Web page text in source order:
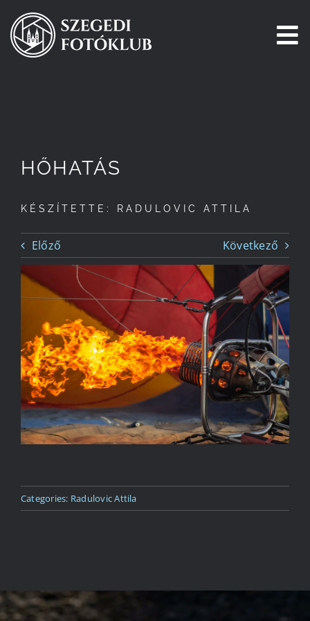
Kihagyás
Pályázatok
Tagjaink
Csatlakozz!
Történetünk
Kapcsolat
HŐHATÁS
KÉSZÍTETTE: RADULOVIC ATTILA
Előző Következő
Categories: Radulovic Attila